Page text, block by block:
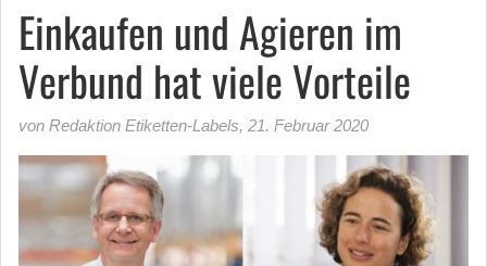
Einkaufen und Agieren im
Verbund hat viele Vorteile
von Redaktion Etiketten-Labels, 21. Februar 2020